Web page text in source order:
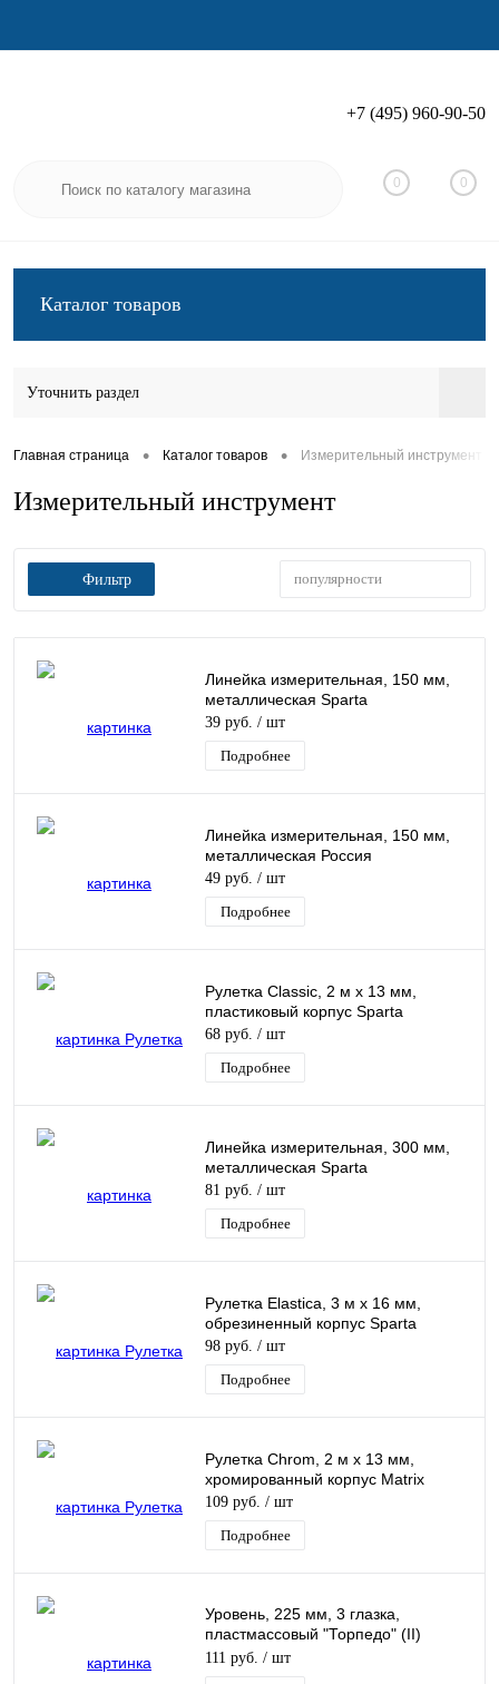
Вход Регистрация
+7 (495) 960-90-50
0 0
Каталог товаров
Уточнить раздел
Главная страница • Каталог товаров • Измерительный инструмент
Измерительный инструмент
Фильтр популярности
Линейка измерительная, 150 мм,
металлическая Sparta
39 руб. / шт
Подробнее
Линейка измерительная, 150 мм,
металлическая Россия
49 руб. / шт
Подробнее
Рулетка Classic, 2 м х 13 мм,
пластиковый корпус Sparta
68 руб. / шт
Подробнее
Линейка измерительная, 300 мм,
металлическая Sparta
81 руб. / шт
Подробнее
Рулетка Elastica, 3 м х 16 мм,
обрезиненный корпус Sparta
98 руб. / шт
Подробнее
Рулетка Chrom, 2 м x 13 мм,
хромированный корпус Matrix
109 руб. / шт
Подробнее
Уровень, 225 мм, 3 глазка,
пластмассовый "Торпедо" (II)
Sparta
111 руб. / шт